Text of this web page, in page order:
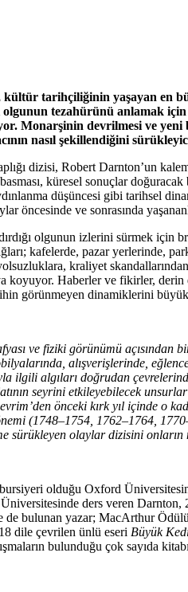
tarihçiliğinin yaşayan en
olgunun tezahürünü anlamak
Monarşinin devrilmesi ve yeni
nasıl şekillendiğini
dizisi, Robert Darnton’un
küresel sonuçlar
düşüncesi gibi tarihsel
öncesinde ve sonrasında
olgunun izlerini sürmek için
kafelerde, pazar yerlerinde,
kraliyet
Haberler ve fikirler, derin
görünmeyen dinamiklerini
ve fiziki görünümü
alışverişlerinde,
ilgili algıları doğrudan
seyrini etkileyebilecek
önceki kırk yıl içinde o
(1748–1754, 1762–1764,
olaylar dizisini onların
olduğu Oxford
Üniversitesinde ders veren
bulunan yazar; MacArthur
dile çevrilen ünlü eseri Büyük
bulunduğu çok sayıda